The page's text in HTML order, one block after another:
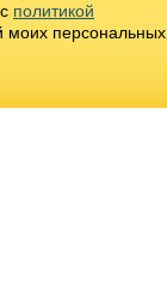
политикой
моих персональных